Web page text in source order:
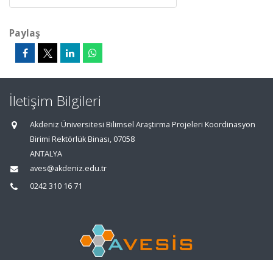
Paylaş
İletişim Bilgileri
Akdeniz Üniversitesi Bilimsel Araştırma Projeleri Koordinasyon
Birimi Rektörlük Binası, 07058
ANTALYA
aves@akdeniz.edu.tr
0242 310 16 71